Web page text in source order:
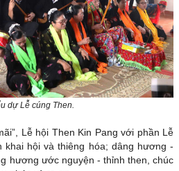
dự Lễ cúng Then.
Lễ hội Then Kin Pang với phần Lễ
khai hội và thiêng hóa; dâng hương -
hương ước nguyện - thỉnh then, chúc